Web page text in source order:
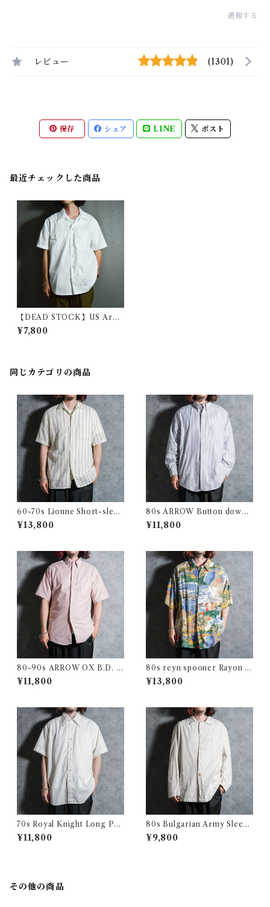
通報する
レビュー (1301)
保存 シェア LINE ポスト
最近チェックした商品
【DEAD STOCK】US Arm
y Short-Sleeve Utility Shirt
s アメリカ軍 半袖 ユーティリ
¥7,800
同じカテゴリの商品
60-70s Lionne Short-sleev
e Stripe Shirts フランス製 半
袖 ストライプ シャツ
¥13,800
80s ARROW Button down
Oxford Shirts アロー ボタン
ダウン オックスフォード シャ
¥11,800
80-90s ARROW OX B.D. S
hirts アロー オックスフォー
ド 半袖 ボタンダウン シャツ
¥11,800
80s reyn spooner Rayon Al
oha Shirts レインスプーナー
レーヨン アロハシャツ
¥13,800
70s Royal Knight Long Poi
nt Collar Shirts ロイヤルナ
イト ロングポイント 半袖 シャ
¥11,800
80s Bulgarian Army Sleepi
ng Shirts Coverall ブルガリ
ア軍 スリーピング シャツ カバ
¥9,800
その他の商品